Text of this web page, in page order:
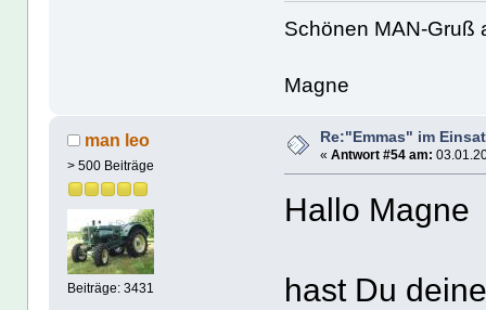
Schönen MAN-Gruß
Magne
man leo
> 500 Beiträge
Beiträge: 3431
Re:"Emmas" im
« Antwort #54 am:
Hallo Magne
hast Du